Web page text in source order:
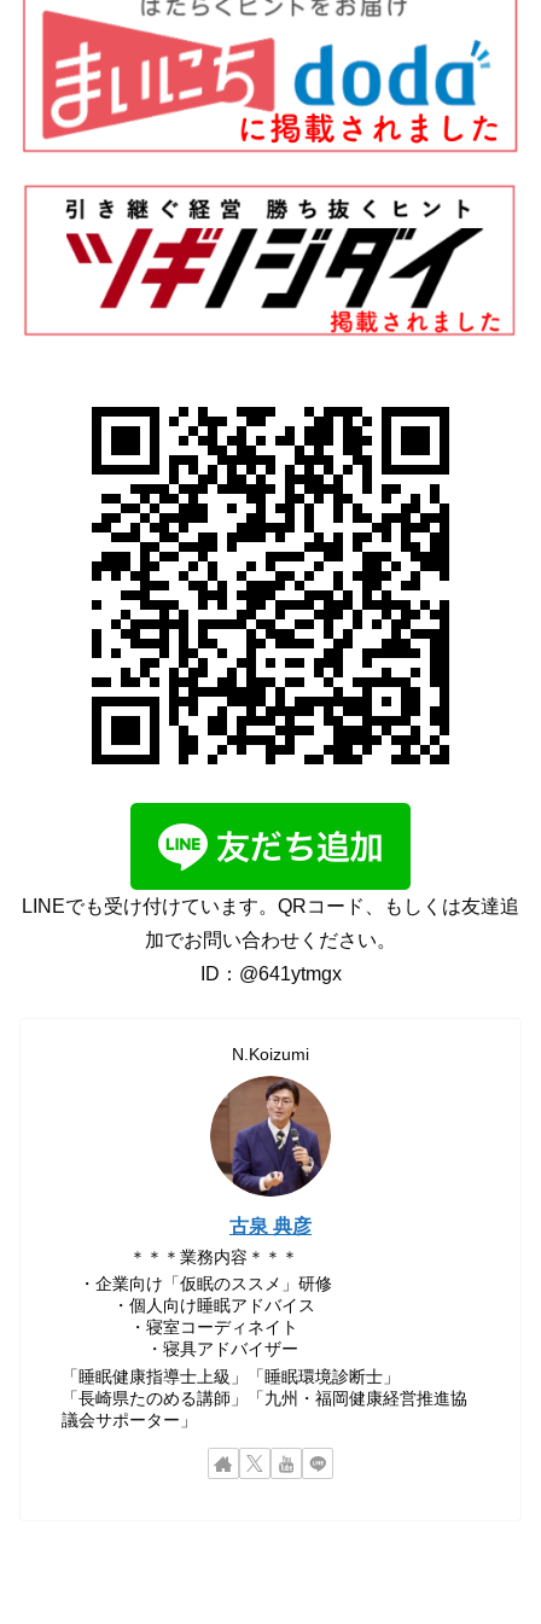
LINEでも受け付けています。QRコード、もしくは友達追
加でお問い合わせください。
ID：@641ytmgx
N.Koizumi
古泉 典彦
＊＊＊業務内容＊＊＊
・企業向け「仮眠のススメ」研修
・個人向け睡眠アドバイス
・寝室コーディネイト
・寝具アドバイザー
「睡眠健康指導士上級」「睡眠環境診断士」
「長崎県たのめる講師」「九州・福岡健康経営推進協
議会サポーター」